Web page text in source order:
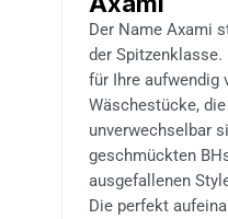
Der Name Axami
der
für Ihre aufwendig
Wäschestücke,
unverwechselbar
geschmückten
ausgefallenen
Die perfekt